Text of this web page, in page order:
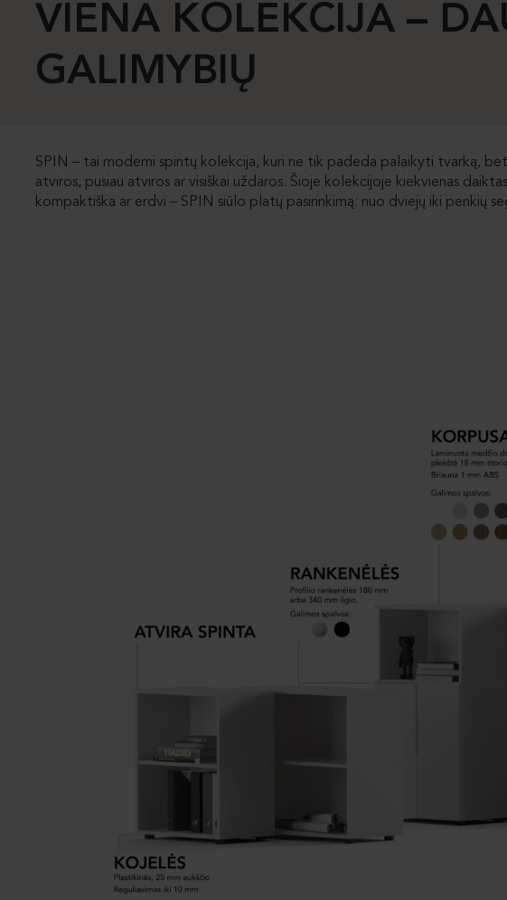
VIENA KOLEKCIJA –
GALIMYBIŲ
SPIN – tai moderni spintų kolekcija, kuri ne tik padeda palaikyti tvarką,
atviros, pusiau atviros ar visiškai uždaros. Šioje kolekcijoje kiekvienas
kompaktiška ar erdvi – SPIN siūlo platų pasirinkimą: nuo dviejų iki penkių